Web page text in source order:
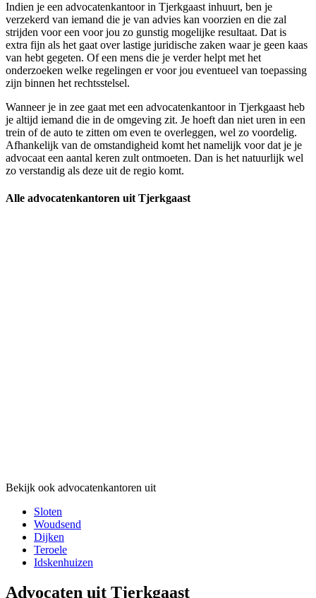
Indien je een advocatenkantoor in Tjerkgaast inhuurt, ben je
verzekerd van iemand die je van advies kan voorzien en die zal
strijden voor een voor jou zo gunstig mogelijke resultaat. Dat is
extra fijn als het gaat over lastige juridische zaken waar je geen kaas
van hebt gegeten. Of een mens die je verder helpt met het
onderzoeken welke regelingen er voor jou eventueel van toepassing
zijn binnen het rechtsstelsel.
Wanneer je in zee gaat met een advocatenkantoor in Tjerkgaast heb
je altijd iemand die in de omgeving zit. Je hoeft dan niet uren in een
trein of de auto te zitten om even te overleggen, wel zo voordelig.
Afhankelijk van de omstandigheid komt het namelijk voor dat je je
advocaat een aantal keren zult ontmoeten. Dan is het natuurlijk wel
zo verstandig als deze uit de regio komt.
Alle advocatenkantoren uit Tjerkgaast
Bekijk ook advocatenkantoren uit
Sloten
Woudsend
Dijken
Teroele
Idskenhuizen
Advocaten uit Tjerkgaast